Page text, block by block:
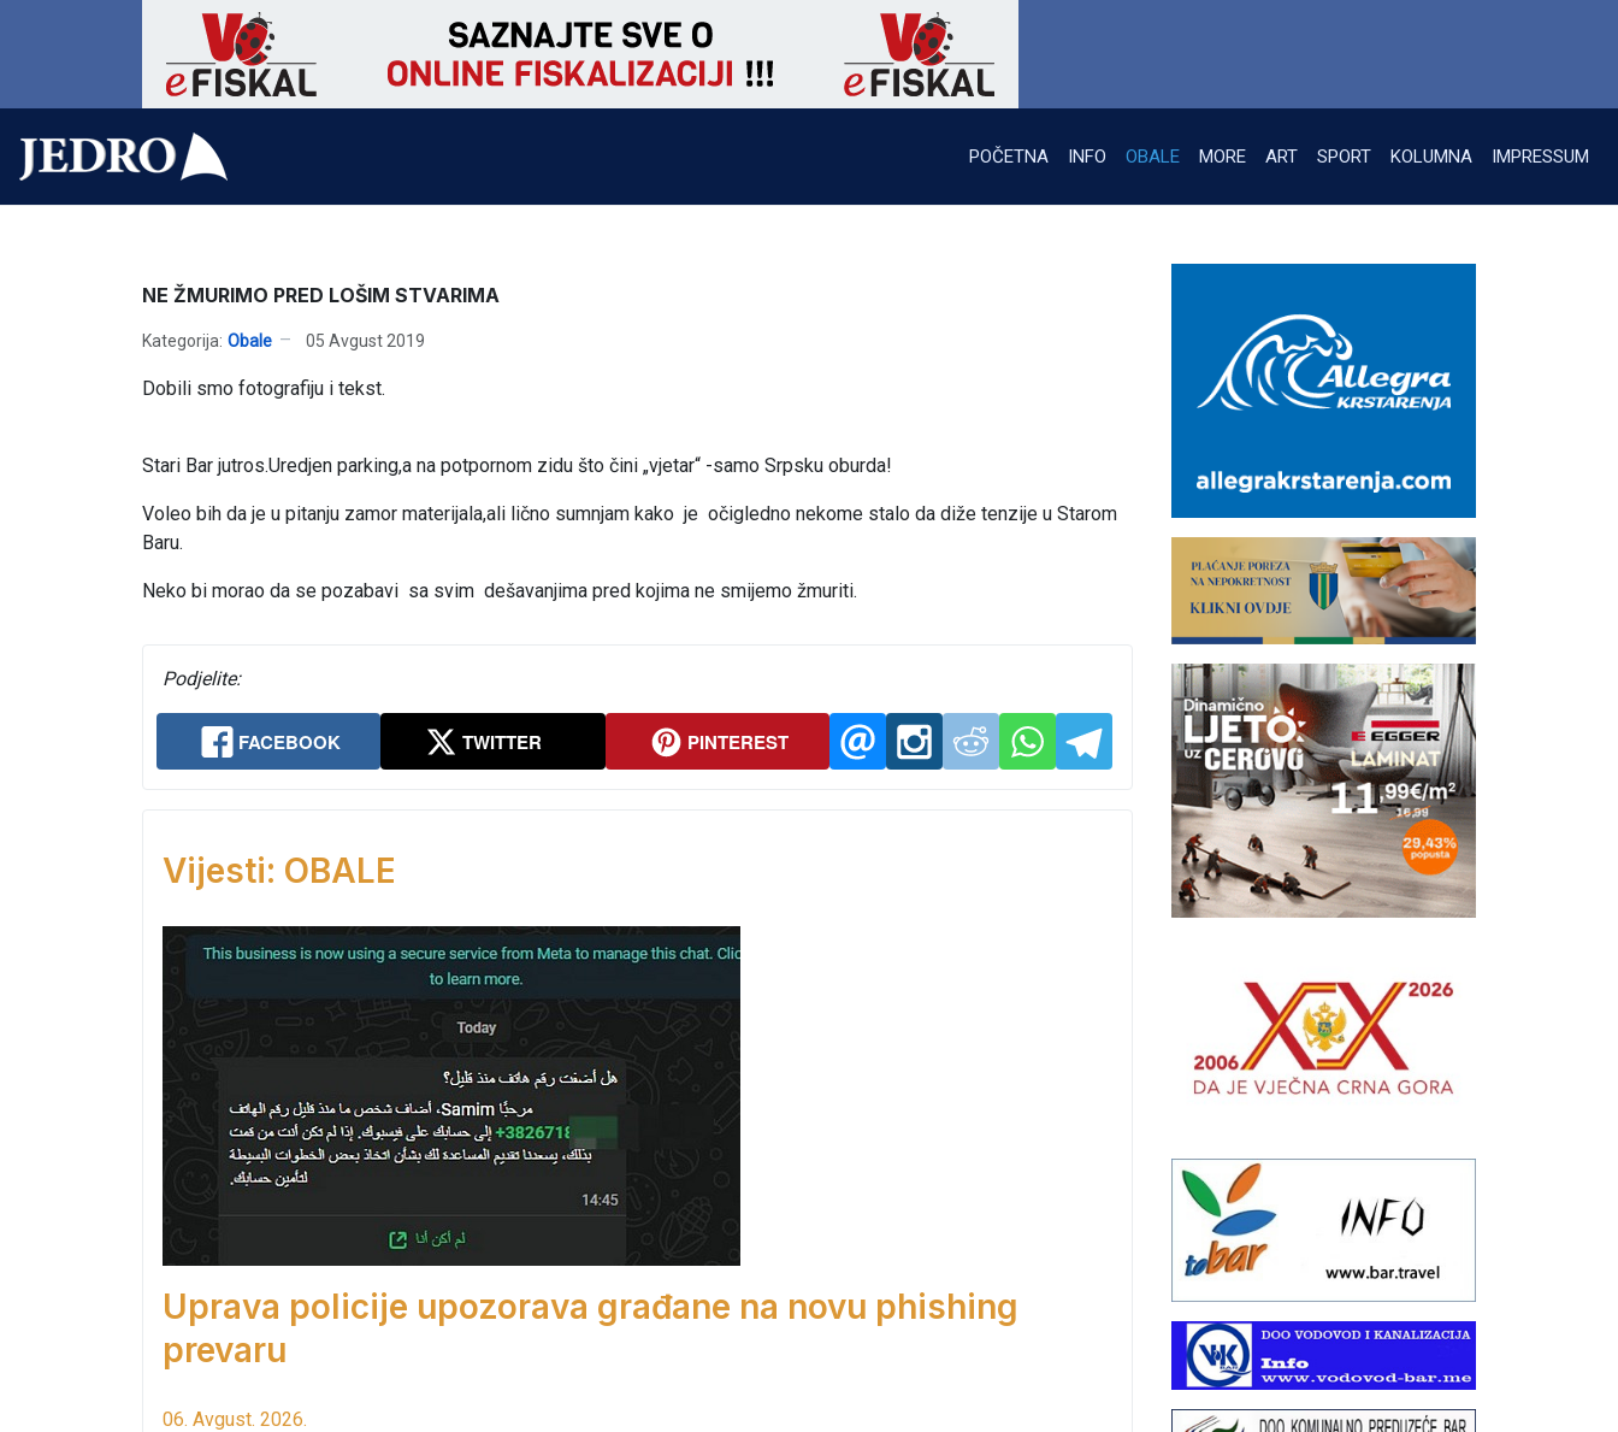
POČETNA INFO OBALE MORE ART SPORT KOLUMNA IMPRESSUM
NE ŽMURIMO PRED LOŠIM STVARIMA
Kategorija: Obale 05 Avgust 2019
Dobili smo fotografiju i tekst.
Stari Bar jutros.Uredjen parking,a na potpornom zidu što čini „vjetar“ -samo Srpsku oburda!
Voleo bih da je u pitanju zamor materijala,ali lično sumnjam kako je očigledno nekome stalo da diže tenzije u Starom
Baru.
Neko bi morao da se pozabavi sa svim dešavanjima pred kojima ne smijemo žmuriti.
Podjelite:
FACEBOOK TWITTER PINTEREST
Vijesti: OBALE
Uprava policije upozorava građane na novu phishing
prevaru
06. Avgust. 2026.